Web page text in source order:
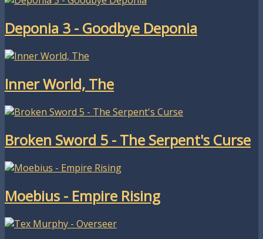
Deponia 3 - Goodbye Deponia
Inner World, The
Broken Sword 5 - The Serpent's Curse
Moebius - Empire Rising